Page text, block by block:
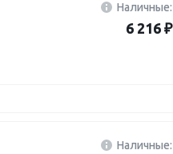
Наличные:
6 216 ₽
Наличные: